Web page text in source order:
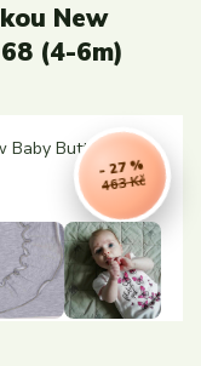
New
(4-6m)
463 Kč
- 27 %